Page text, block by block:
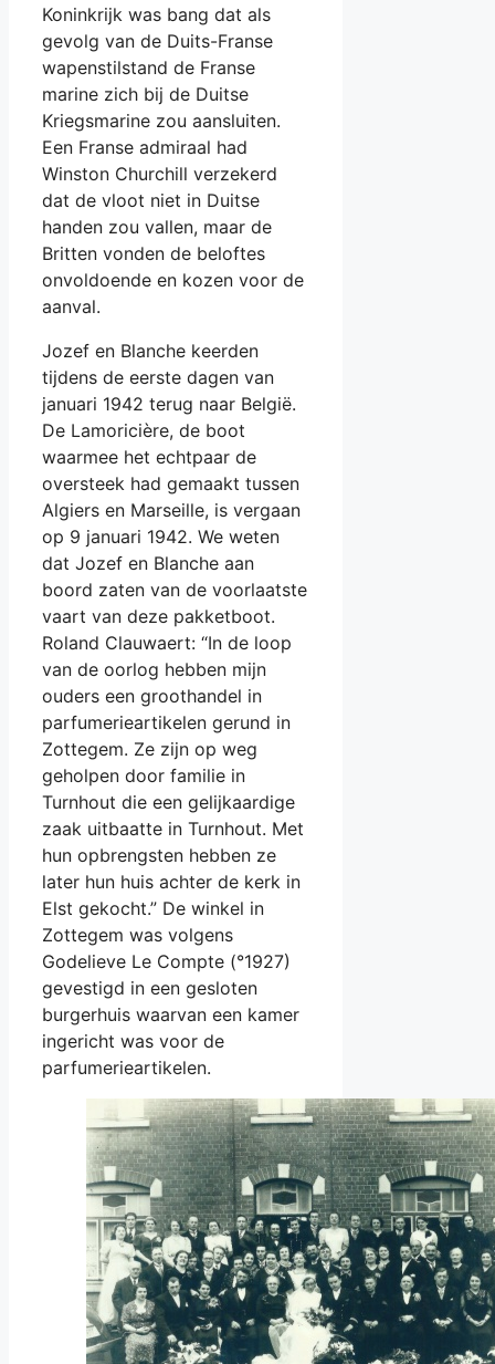
Koninkrijk was bang dat als
gevolg van de Duits-Franse
wapenstilstand de Franse
marine zich bij de Duitse
Kriegsmarine zou aansluiten.
Een Franse admiraal had
Winston Churchill verzekerd
dat de vloot niet in Duitse
handen zou vallen, maar de
Britten vonden de beloftes
onvoldoende en kozen voor de
aanval.
Jozef en Blanche keerden
tijdens de eerste dagen van
januari 1942 terug naar België.
De Lamoricière, de boot
waarmee het echtpaar de
oversteek had gemaakt tussen
Algiers en Marseille, is vergaan
op 9 januari 1942. We weten
dat Jozef en Blanche aan
boord zaten van de voorlaatste
vaart van deze pakketboot.
Roland Clauwaert: “In de loop
van de oorlog hebben mijn
ouders een groothandel in
parfumerieartikelen gerund in
Zottegem. Ze zijn op weg
geholpen door familie in
Turnhout die een gelijkaardige
zaak uitbaatte in Turnhout. Met
hun opbrengsten hebben ze
later hun huis achter de kerk in
Elst gekocht.” De winkel in
Zottegem was volgens
Godelieve Le Compte (°1927)
gevestigd in een gesloten
burgerhuis waarvan een kamer
ingericht was voor de
parfumerieartikelen.